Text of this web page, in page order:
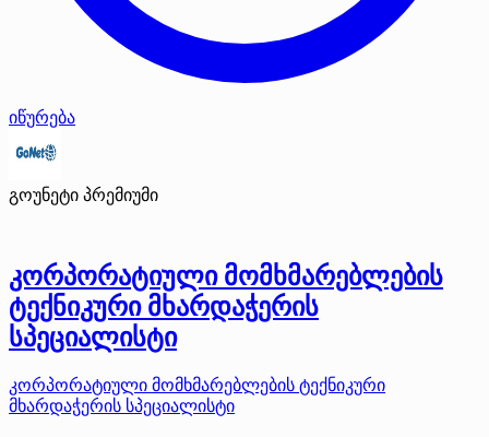
იწურება
გოუნეტი პრემიუმი
კორპორატიული მომხმარებლების
ტექნიკური მხარდაჭერის
სპეციალისტი
კორპორატიული მომხმარებლების ტექნიკური
მხარდაჭერის სპეციალისტი